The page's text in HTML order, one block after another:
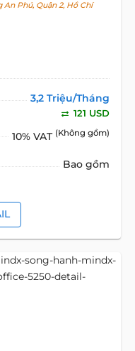
Phú, Quận 2, Hồ Chí
3,2 Triệu/Tháng
121 USD
10% VAT (Không gồm)
Bao gồm